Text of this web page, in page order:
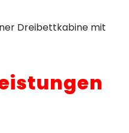
Dreibettkabine mit